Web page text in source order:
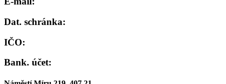
Dat. schránka:
IČO:
Bank. účet: